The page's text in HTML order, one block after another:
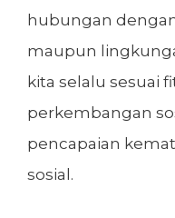
hubungan
maupun
kita selalu sesuai
perkembangan
pencapaian
sosial.